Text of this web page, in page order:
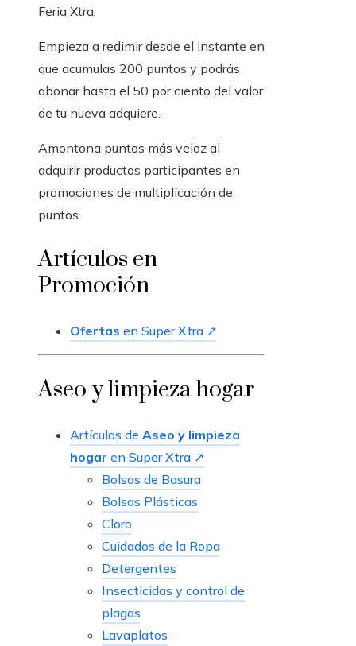
Feria Xtra.
Empieza a redimir desde el instante en
que acumulas 200 puntos y podrás
abonar hasta el 50 por ciento del valor
de tu nueva adquiere.
Amontona puntos más veloz al
adquirir productos participantes en
promociones de multiplicación de
puntos.
Artículos en
Promoción
Ofertas en Super Xtra ↗
Aseo y limpieza hogar
Artículos de Aseo y limpieza
hogar en Super Xtra ↗
Bolsas de Basura
Bolsas Plásticas
Cloro
Cuidados de la Ropa
Detergentes
Insecticidas y control de
plagas
Lavaplatos